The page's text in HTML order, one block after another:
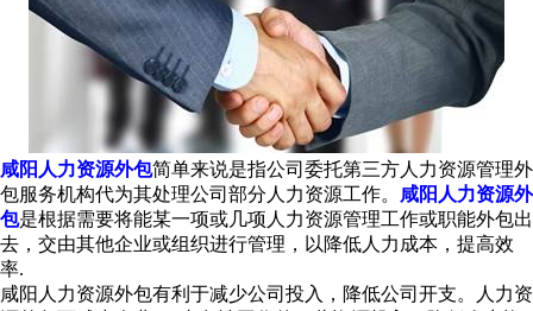
咸阳人力资源外包简单来说是指公司委托第三方人力资源管理外
包服务机构代为其处理公司部分人力资源工作。
咸阳人力资源外
包是根据需要将能某一项或几项人力资源管理工作或职能外包出
去，交由其他企业或组织进行管理，以降低人力成本，提高效
率.
咸阳人力资源外包有利于减少公司投入，降低公司开支。人力资